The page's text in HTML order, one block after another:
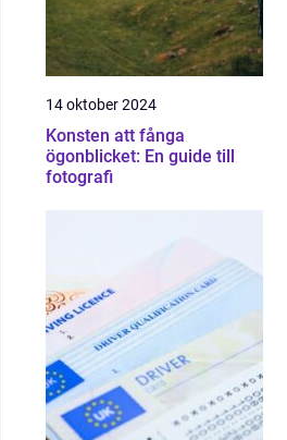
14 oktober 2024
Konsten att fånga
ögonblicket: En guide till
fotografi